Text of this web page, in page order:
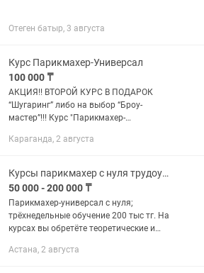
Отеген батыр, 3 августа
Курс Парикмахер-Универсал
100 000 ₸
АКЦИЯ!! ВТОРОЙ КУРС В ПОДАРОК
“Шугаринг” либо на выбор “Броу-
мастер”!!! Курс "Парикмахер-
гибкий график, срок обучения - 1 месяц.
Караганда, 2 августа
Курсы парикмахер с нуля трудоустройства
50 000 - 200 000 ₸
Парикмахер-универсал с нуля;
трёхнедельные обучение 200 тыс тг. На
курсах вы обретёте теоретические и
стрижка, детская стрижка, женская
Астана, 2 августа